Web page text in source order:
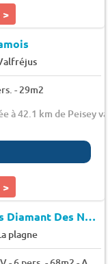
- 29m2
à 42.1 km de Peisey
Appartements Diamant Des Neiges
plagne